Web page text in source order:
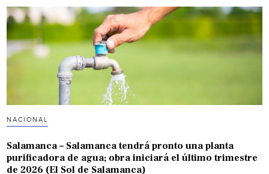
NACIONAL
Salamanca – Salamanca tendrá pronto una planta
purificadora de agua; obra iniciará el último trimestre
de 2026 (El Sol de Salamanca)